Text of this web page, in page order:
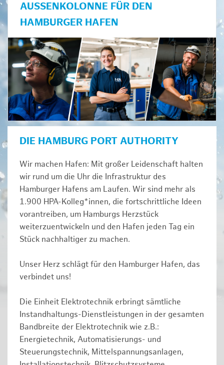
AUSSENKOLONNE FÜR DEN H
AMBURGER HAFEN
DIE HAMBURG PORT AUTHORITY
Wir machen Hafen: Mit großer Leidenschaft halten
wir rund um die Uhr die Infrastruktur des
Hamburger Hafens am Laufen. Wir sind mehr als
1.900 HPA-Kolleg*innen, die fortschrittliche Ideen
vorantreiben, um Hamburgs Herzstück
weiterzuentwickeln und den Hafen jeden Tag ein
Stück nachhaltiger zu machen.
Unser Herz schlägt für den Hamburger Hafen, das
verbindet uns!
Die Einheit Elektrotechnik erbringt sämtliche
Instandhaltungs-Dienstleistungen in der gesamten
Bandbreite der Elektrotechnik wie z.B.:
Energietechnik, Automatisierungs- und
Steuerungstechnik, Mittelspannungsanlagen,